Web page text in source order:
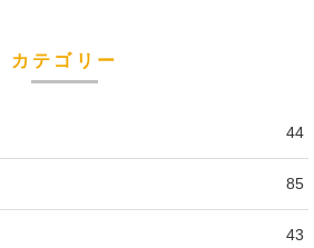
カテゴリー
44
85
43